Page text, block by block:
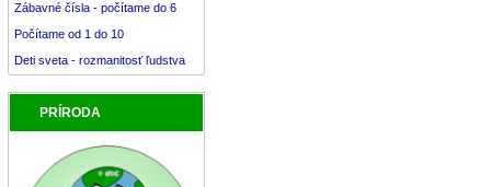
Zábavné čísla - počítame do 6
Počítame od 1 do 10
Deti sveta - rozmanitosť ľudstva
PRÍRODA